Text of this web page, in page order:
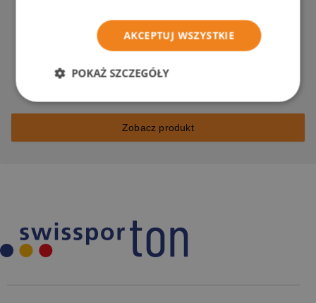
SIMPLA®
Zobacz produkt
AKCEPTUJ WSZYSTKIE
POKAŻ SZCZEGÓŁY